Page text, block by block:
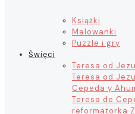
Książki
Malowanki
Puzzle i gry
Święci
Teresa od
Teresa od
Cepeda y
Teresa de
reformatorka